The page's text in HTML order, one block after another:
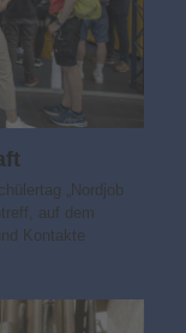
„Nordjob
auf dem
Kontakte